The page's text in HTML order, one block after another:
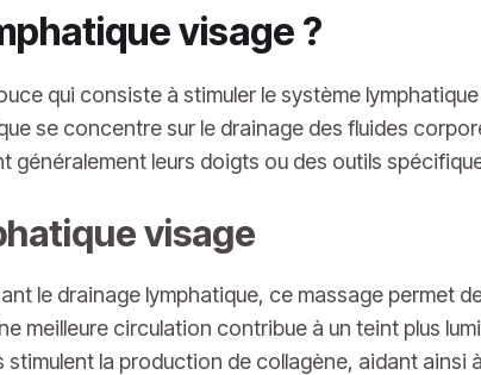
visage ?
qui consiste à stimuler le système
se concentre sur le drainage des fluides
généralement leurs doigts ou des outils
visage
le drainage lymphatique, ce massage permet
meilleure circulation contribue à un teint plus
stimulent la production de collagène, aidant ainsi